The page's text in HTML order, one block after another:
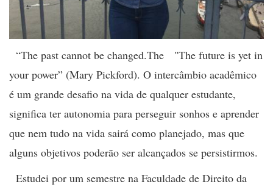
“The past cannot be changed.The "The future is yet in
your power” (Mary Pickford). O intercâmbio acadêmico
é um grande desafio na vida de qualquer estudante,
significa ter autonomia para perseguir sonhos e aprender
que nem tudo na vida sairá como planejado, mas que
alguns objetivos poderão ser alcançados se persistirmos.
Estudei por um semestre na Faculdade de Direito da